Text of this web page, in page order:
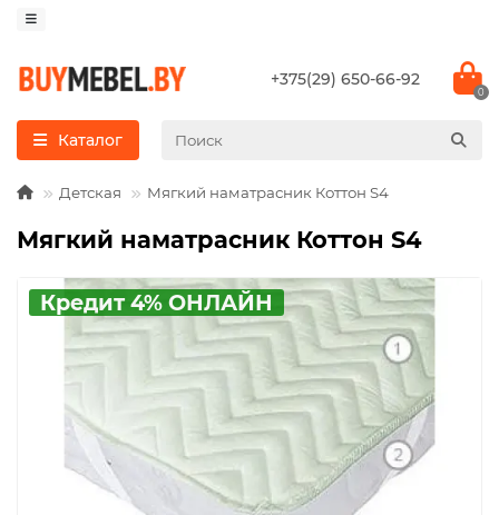
+375(29) 650-66-92
0
Каталог
Детская Мягкий наматрасник Коттон S4
Мягкий наматрасник Коттон S4
Кредит 4% ОНЛАЙН